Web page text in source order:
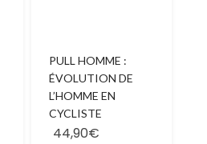
PULL HOMME :
ÉVOLUTION DE
L’HOMME EN
CYCLISTE
44,90€